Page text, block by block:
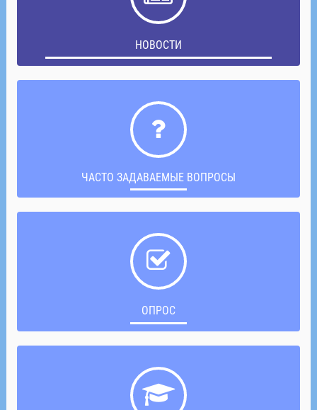
НОВОСТИ
ЧАСТО ЗАДАВАЕМЫЕ ВОПРОСЫ
ОПРОС